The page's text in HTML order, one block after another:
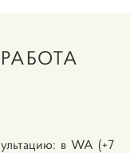
в WA (+7